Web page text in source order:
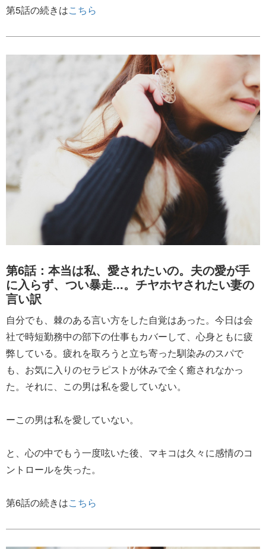
第5話の続きはこちら
第6話：本当は私、愛されたいの。夫の愛が手
に入らず、つい暴走...。チヤホヤされたい妻の
言い訳
自分でも、棘のある言い方をした自覚はあった。今日は会
社で時短勤務中の部下の仕事もカバーして、心身ともに疲
弊している。疲れを取ろうと立ち寄った馴染みのスパで
も、お気に入りのセラピストが休みで全く癒されなかっ
た。それに、この男は私を愛していない。
ーこの男は私を愛していない。
と、心の中でもう一度呟いた後、マキコは久々に感情のコ
ントロールを失った。
第6話の続きはこちら